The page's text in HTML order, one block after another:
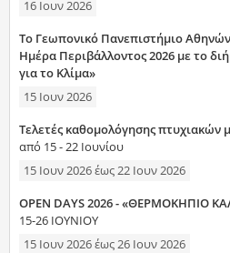
16 Ιουν 2026
Το Γεωπονικό Πανεπιστήμιο
Ημέρα Περιβάλλοντος 2026 με το
για το Κλίμα»
15 Ιουν 2026
Τελετές καθομολόγησης πτυχιακών
από 15 - 22 Ιουνίου
15 Ιουν 2026έως22 Ιουν 2026
OPEN DAYS 2026 - «ΘΕΡΜΟΚΗΠΙΟ
15-26 ΙΟΥΝΙΟΥ
15 Ιουν 2026έως26 Ιουν 2026